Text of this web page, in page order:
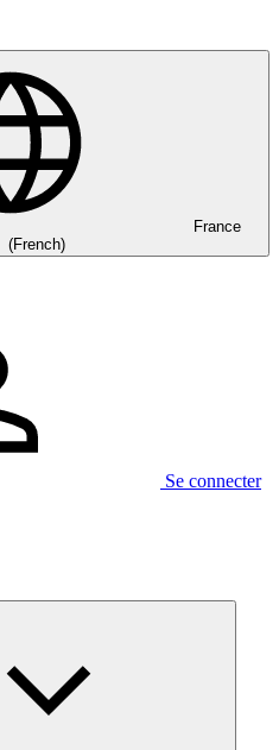
France
(French)
Se connecter